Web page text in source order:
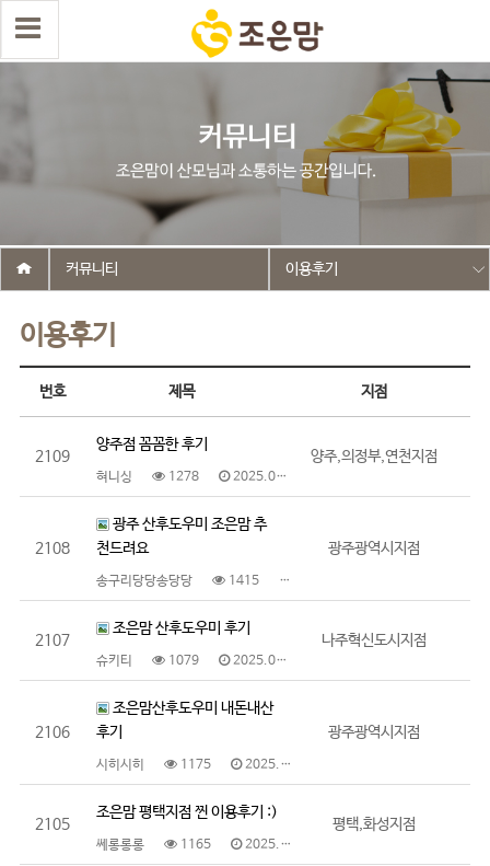
이용후기
커뮤니티 이용후기
번호 제목 지점
2109
양주점 꼼꼼한 후기
혀니싱 1278 2025.06.10
양주,의정부,연천지점
2108
광주 산후도우미 조은맘 추
천드려요
송구리당당송당당 1415
광주광역시지점
2107
조은맘 산후도우미 후기
슈키티 1079 2025.06.09
나주혁신도시지점
2106
조은맘산후도우미 내돈내산
후기
시히시히 1175 2025.06.09
광주광역시지점
2105
조은맘 평택지점 찐 이용후기 :)
쎄롱롱롱 1165 2025.06.05
평택,화성지점